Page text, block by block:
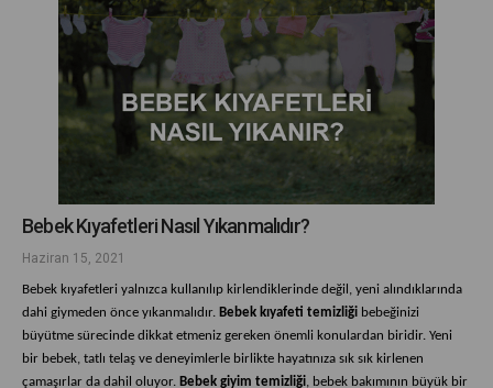
Bebek Kıyafetleri Nasıl Yıkanmalıdır?
Haziran 15, 2021
Bebek kıyafetleri yalnızca kullanılıp kirlendiklerinde değil, yeni alındıklarında
dahi giymeden önce yıkanmalıdır. Bebek kıyafeti temizliği bebeğinizi
büyütme sürecinde dikkat etmeniz gereken önemli konulardan biridir. Yeni
bir bebek, tatlı telaş ve deneyimlerle birlikte hayatınıza sık sık kirlenen
çamaşırlar da dahil oluyor. Bebek giyim temizliği, bebek bakımının büyük bir